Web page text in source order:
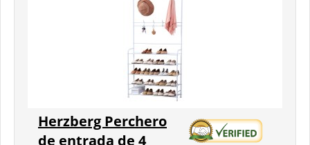
Herzberg Perchero
de entrada de 4